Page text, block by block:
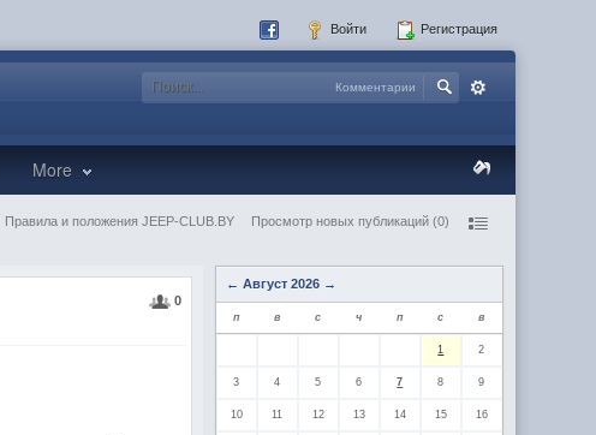
Войти Регистрация
Комментарии
More
Правила и положения JEEP-CLUB.BY Просмотр новых публикаций (0)
0
← Август 2026 →
п в с ч п с в
1 2
3 4 5 6 7 8 9
10 11 12 13 14 15 16